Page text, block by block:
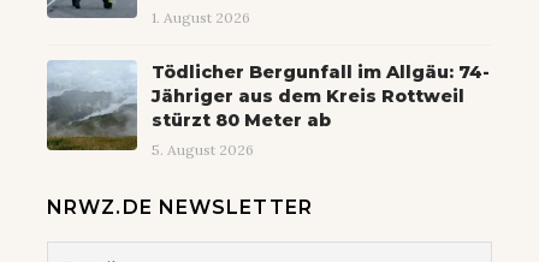
1. August 2026
Tödlicher Bergunfall im Allgäu: 74-
Jähriger aus dem Kreis Rottweil
stürzt 80 Meter ab
5. August 2026
NRWZ.DE NEWSLETTER